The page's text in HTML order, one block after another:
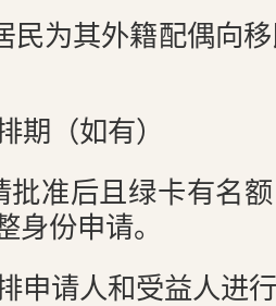
民为其外籍配偶向
期（如有）
准后且绿卡有名
身份申请。
申请人和受益人进